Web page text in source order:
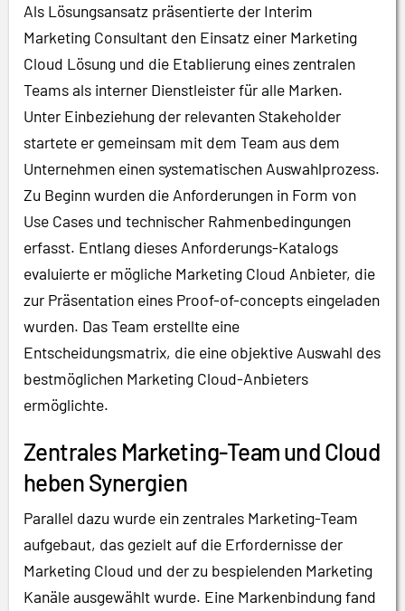
Als Lösungsansatz präsentierte der Interim
Marketing Consultant den Einsatz einer Marketing
Cloud Lösung und die Etablierung eines zentralen
Teams als interner Dienstleister für alle Marken.
Unter Einbeziehung der relevanten Stakeholder
startete er gemeinsam mit dem Team aus dem
Unternehmen einen systematischen Auswahlprozess.
Zu Beginn wurden die Anforderungen in Form von
Use Cases und technischer Rahmenbedingungen
erfasst. Entlang dieses Anforderungs-Katalogs
evaluierte er mögliche Marketing Cloud Anbieter, die
zur Präsentation eines Proof-of-concepts eingeladen
wurden. Das Team erstellte eine
Entscheidungsmatrix, die eine objektive Auswahl des
bestmöglichen Marketing Cloud-Anbieters
ermöglichte.
Zentrales Marketing-Team und Cloud
heben Synergien
Parallel dazu wurde ein zentrales Marketing-Team
aufgebaut, das gezielt auf die Erfordernisse der
Marketing Cloud und der zu bespielenden Marketing
Kanäle ausgewählt wurde. Eine Markenbindung fand